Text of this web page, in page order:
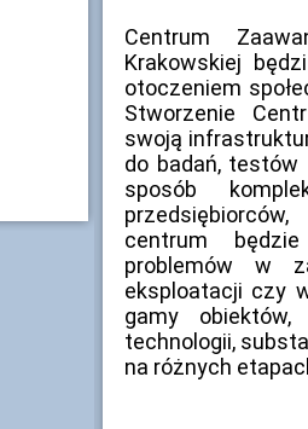
Centrum
Krakowskiej
otoczeniem
Stworzenie
swoją
do badań, testów
sposób
centrum
problemów w
eksploatacji czy
gamy obiektów,
technologii,
na różnych